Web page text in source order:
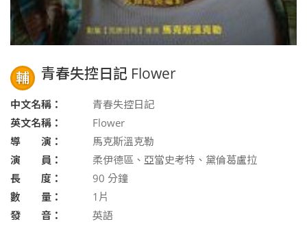
輔 青春失控日記 Flower
中文名稱：
青春失控日記
英文名稱：
Flower
導 演：
馬克斯溫克勒
演 員：
柔伊德區、亞當史考特、黛倫葛盧拉
長 度：
90 分鐘
數 量：
1片
發 音：
英語